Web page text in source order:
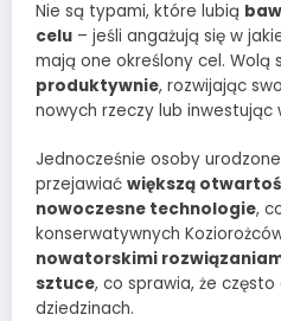
Nie są typami, które lubią
celu – jeśli angażują się w
mają one określony cel. Wolą
produktywnie, rozwijając
nowych rzeczy lub inwestując
Jednocześnie osoby
przejawiać większą
nowoczesne technologie,
konserwatywnych
nowatorskimi
sztuce, co sprawia, że
dziedzinach.